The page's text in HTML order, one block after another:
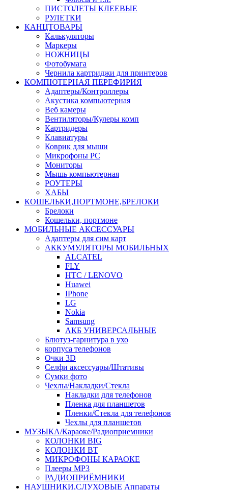
ПИСТОЛЕТЫ КЛЕЕВЫЕ
РУЛЕТКИ
КАНЦТОВАРЫ
Калькуляторы
Маркеры
НОЖНИЦЫ
Фотобумага
Чернила картриджи для принтеров
КОМПЮТЕРНАЯ ПЕРЕФИРИЯ
Адаптеры/Контроллеры
Акустика компьютерная
Веб камеры
Вентиляторы/Кулеры комп
Картридеры
Клавиатуры
Коврик для мыши
Микрофоны PC
Мониторы
Мышь компьютерная
РОУТЕРЫ
ХАБЫ
КОШЕЛЬКИ,ПОРТМОНЕ,БРЕЛОКИ
Брелоки
Кошельки, портмоне
МОБИЛЬНЫЕ АКСЕССУАРЫ
Адаптеры для сим карт
АККУМУЛЯТОРЫ МОБИЛЬНЫХ
ALCATEL
FLY
HTC / LENOVO
Huawei
IPhone
LG
Nokia
Samsung
АКБ УНИВЕРСАЛЬНЫЕ
Блютуз-гарнитура в ухо
корпуса телефонов
Очки 3D
Селфи аксессуары/Штативы
Сумки фото
Чехлы/Накладки/Стекла
Накладки для телефонов
Пленка для планшетов
Пленки/Стекла для телефонов
Чехлы для планшетов
МУЗЫКА/Караоке/Радиоприемники
КОЛОНКИ BIG
КОЛОНКИ BT
МИКРОФОНЫ КАРАОКЕ
Плееры MP3
РАДИОПРИЁМНИКИ
НАУШНИКИ,СЛУХОВЫЕ Аппараты